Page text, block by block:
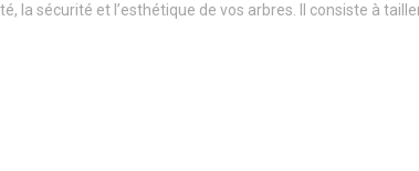
la sécurité et l’esthétique de vos arbres. Il consiste à